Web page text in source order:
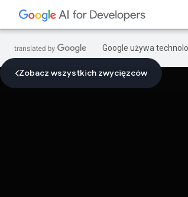
Google używa
Zobacz wszystkich zwycięzców